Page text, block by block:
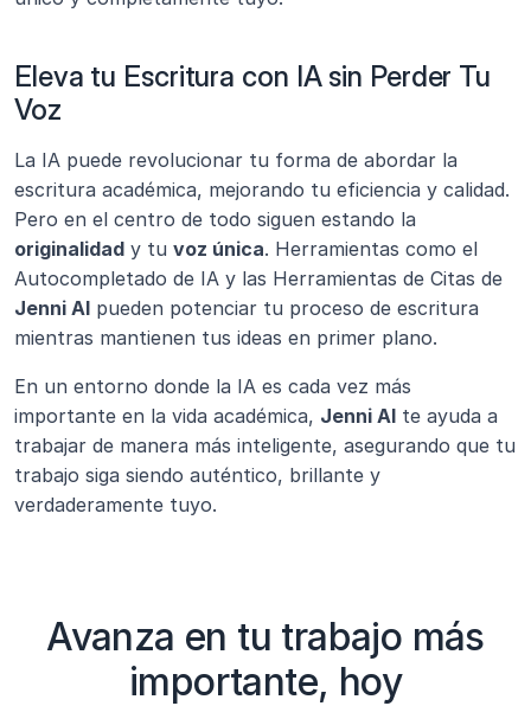
Eleva tu Escritura con IA sin Perder Tu
Voz
La IA puede revolucionar tu forma de abordar la
escritura académica, mejorando tu eficiencia y calidad.
originalidad y tu voz única. Herramientas como el
Jenni AI pueden potenciar tu proceso de escritura
mientras mantienen tus ideas en primer plano.
En un entorno donde la IA es cada vez más
importante en la vida académica, Jenni AI te ayuda a
trabajar de manera más inteligente, asegurando que tu
trabajo siga siendo auténtico, brillante y
verdaderamente tuyo.
Avanza en tu trabajo más
importante, hoy